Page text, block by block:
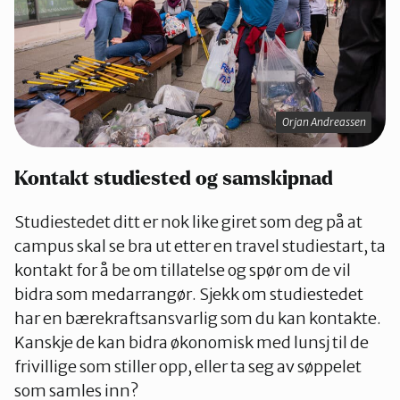
Orjan Andreassen
Kontakt studiested og samskipnad
Studiestedet ditt er nok like giret som deg på at
campus skal se bra ut etter en travel studiestart, ta
kontakt for å be om tillatelse og spør om de vil
bidra som medarrangør. Sjekk om studiestedet
har en bærekraftsansvarlig som du kan kontakte.
Kanskje de kan bidra økonomisk med lunsj til de
frivillige som stiller opp, eller ta seg av søppelet
som samles inn?